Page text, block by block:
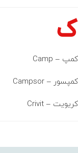
ک
کمپ – Camp
کمپسور – Campsor
کریویت – Crivit